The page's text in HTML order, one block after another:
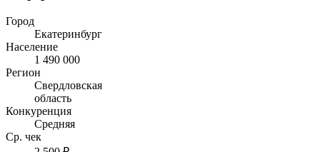
Город
Екатеринбург
Население
1 490 000
Регион
Свердловская
область
Конкуренция
Средняя
Ср. чек